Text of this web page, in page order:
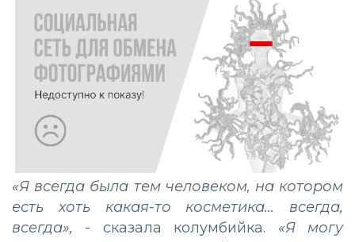
«Я всегда была тем человеком, на котором
есть хоть какая-то косметика… всегда,
всегда», - сказала колумбийка. «Я могу